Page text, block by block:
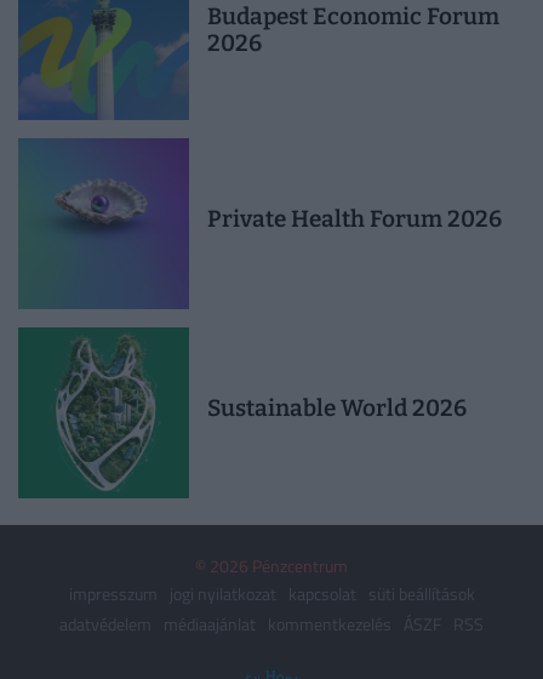
Budapest Economic Forum
2026
Private Health Forum 2026
Sustainable World 2026
© 2026 Pénzcentrum
impresszum
jogi nyilatkozat kapcsolat
süti beállítások
adatvédelem
médiaajánlat kommentkezelés ÁSZF RSS